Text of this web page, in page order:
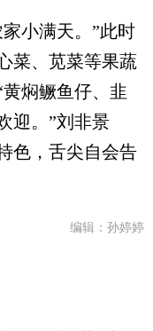
小满天。”此时
菜、苋菜等果蔬
黄焖鳜鱼仔、韭
迎。”刘非景
色，舌尖自会告
编辑：孙婷婷